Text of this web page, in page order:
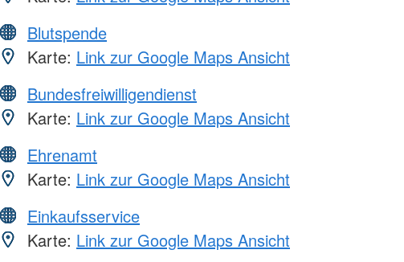
Blutspende
Karte: Link zur Google Maps Ansicht
Bundesfreiwilligendienst
Karte: Link zur Google Maps Ansicht
Ehrenamt
Karte: Link zur Google Maps Ansicht
Einkaufsservice
Karte: Link zur Google Maps Ansicht